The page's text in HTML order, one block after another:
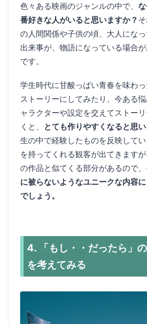
色々ある映画のジャンルの中で、
番好きな人がいると思いますか？
の人間関係や子供の頃、大人にな
出来事が、物語になっている場合
です。
学生時代に甘酸っぱい青春を味わ
ストーリーにしてみたり、今ある
ャラクターや設定を交えてストー
くと、 とても作りやすくなると思い
生の中で経験したものを反映して
を持ってくれる観客が出てきます
の作品と似てくる部分があるので、
に被らないようなユニークな内容
でしょう。
4. 「もし・・だったら」
を考えてみる